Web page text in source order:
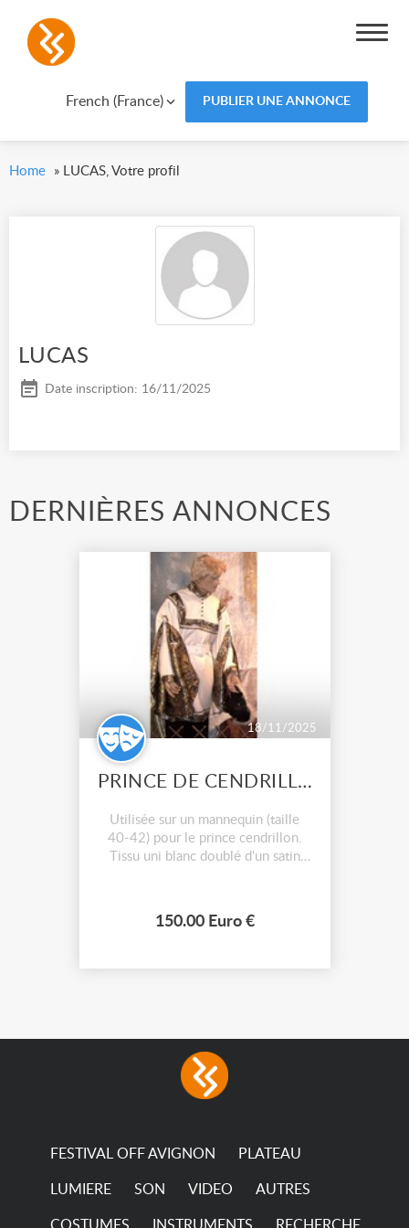
French (France) PUBLIER UNE ANNONCE
Home » LUCAS, Votre profil
LUCAS
Date inscription: 16/11/2025
DERNIÈRES ANNONCES
18/11/2025
PRINCE DE CENDRILLON
Utilisée sur un mannequin (taille
40-42) pour le prince cendrillon.
Tissu uni blanc doublé d'un satin
107cm - milieu devant 95cm
-épaule 19cm -carrure dos (entre
du bas 1m40 -longueur manches
150.00 Euro €
FESTIVAL OFF AVIGNON PLATEAU
LUMIERE SON VIDEO AUTRES